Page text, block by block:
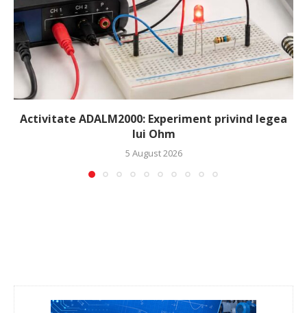
Activitate ADALM2000: Experiment privind legea
lui Ohm
5 August 2026